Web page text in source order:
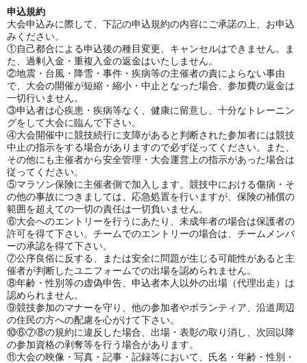
申込規約
大会申込みに際して、下記の申込規約の内容にご承諾の上、お申込
みください。
①自己都合による申込後の種目変更、キャンセルはできません。ま
た、過剰入金・重複入金の返金はいたしません。
②地震・台風・降雪・事件・疾病等の主催者の責によらない事由
で、大会の開催が短縮・縮小・中止となった場合、参加費の返金は
一切行いません。
③申込者は心疾患・疾病等なく、健康に留意し、十分なトレーニン
グをして大会に臨んで下さい。
④大会開催中に競技続行に支障があると判断された参加者には競技
中止の指示をする場合がありますので必ず従ってください。また、
その他にも主催者から安全管理・大会運営上の指示があった場合は
従ってください。
⑤マラソン保険に主催者側で加入します。競技中における傷病・そ
の他の事故につきましては、応急処置を行いますが、保険の補償の
範囲を超えての一切の責任は一切負いません。
⑥大会へのエントリーを行うにあたり、未成年者の場合は保護者の
許可を得て下さい。チームでのエントリーの場合は、チームメンバ
ーの承認を得て下さい。
⑦公序良俗に反する、または安全に問題が生じる可能性があると主
催者が判断したユニフォームでの出場を認められません。
⑧年齢・性別等の虚偽申告、申込者本人以外の出場（代理出走）は
認められません。
⑨競技参加のマナーを守り、他の参加者やボランティア、沿道周辺
の住民の方への配慮を心がけて下さい。
⑩⑥⑦⑧の規約に違反した場合、出場・表彰の取り消し、次回以降
の参加資格の剥奪等を行う場合があります。
⑪大会の映像・写真・記事・記録等において、氏名・年齢・性別・